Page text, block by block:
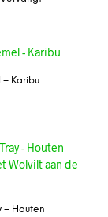
Karibu
– Houten